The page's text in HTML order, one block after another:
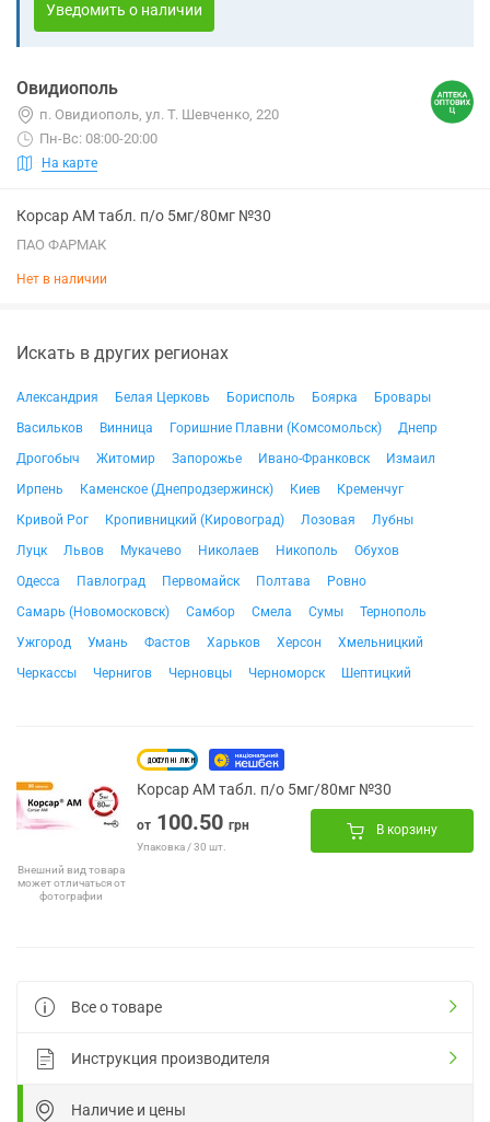
Уведомить о наличии
Овидиополь
п. Овидиополь, ул. Т. Шевченко, 220
Пн-Вс: 08:00-20:00
На карте
Корсар АМ табл. п/о 5мг/80мг №30
ПАО ФАРМАК
Нет в наличии
Искать в других регионах
Александрия Белая Церковь Борисполь Боярка
Бровары
Васильков
Винница Горишние Плавни (Комсомольск)
Днепр
Дрогобыч
Житомир Запорожье Ивано-Франковск
Измаил
Ирпень
Каменское (Днепродзержинск) Киев
Кременчуг
Кривой Рог
Кропивницкий (Кировоград) Лозовая
Лубны
Луцк
Львов Мукачево Николаев Никополь
Обухов
Одесса
Павлоград Первомайск Полтава
Ровно
Самарь (Новомосковск)
Самбор Смела Сумы
Тернополь
Ужгород
Умань Фастов Харьков Херсон
Хмельницкий
Черкассы
Чернигов Черновцы Черноморск Шептицкий
Внешний вид товара
может отличаться от
фотографии
Корсар АМ табл. п/о 5мг/80мг №30
от 100.50 грн
Упаковка / 30 шт.
В корзину
Все о товаре
Инструкция производителя
Наличие и цены